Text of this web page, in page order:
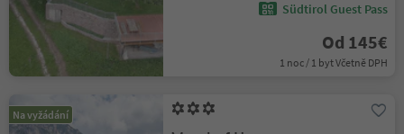
Südtirol Guest Pass
Od 145€
1 noc / 1 byt Včetně DPH
Na vyžádání